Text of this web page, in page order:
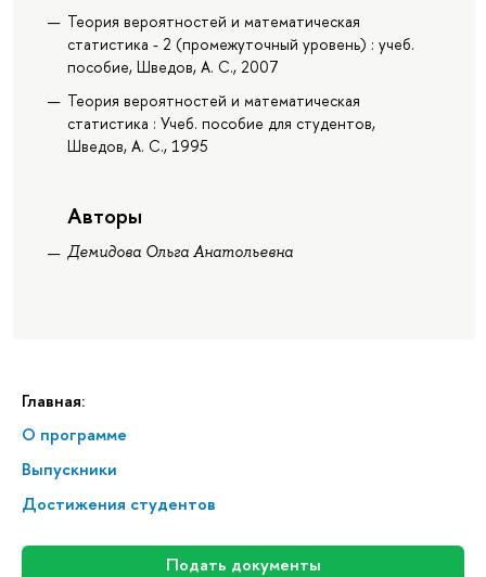
Главная:
О программе
Выпускники
Достижения студентов
Подать документы
Теория вероятностей и математическая
статистика - 2 (промежуточный уровень) : учеб.
пособие, Шведов, А. С., 2007
Теория вероятностей и математическая
статистика : Учеб. пособие для студентов,
Шведов, А. С., 1995
Авторы
Демидова Ольга Анатольевна